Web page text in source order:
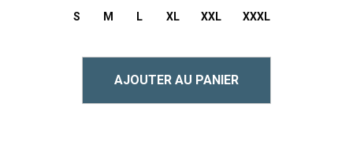
S M L XL XXL XXXL
AJOUTER AU PANIER